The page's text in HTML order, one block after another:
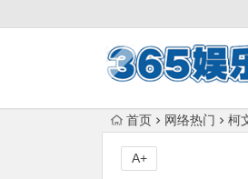
首页 网络热门 柯
A+